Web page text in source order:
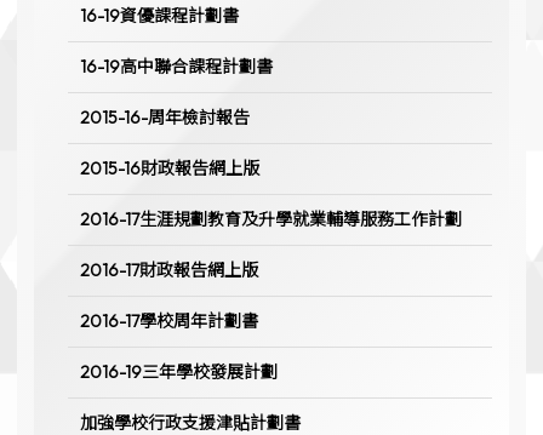
16-19資優課程計劃書
16-19高中聯合課程計劃書
2015-16-周年檢討報告
2015-16財政報告網上版
2016-17生涯規劃教育及升學就業輔導服務工作計劃
2016-17財政報告網上版
2016-17學校周年計劃書
2016-19三年學校發展計劃
加強學校行政支援津貼計劃書